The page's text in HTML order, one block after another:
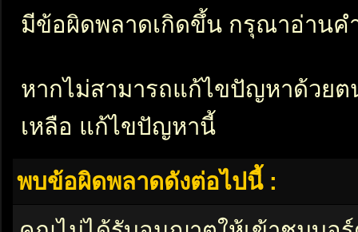
มีข้อผิดพลาดเกิดขึ้น กรุณาอ่านค
หากไม่สามารถแก้ไขปัญหาด้วย
เหลือ แก้ไขปัญหานี้
พบข้อผิดพลาดดังต่อไปนี้ :